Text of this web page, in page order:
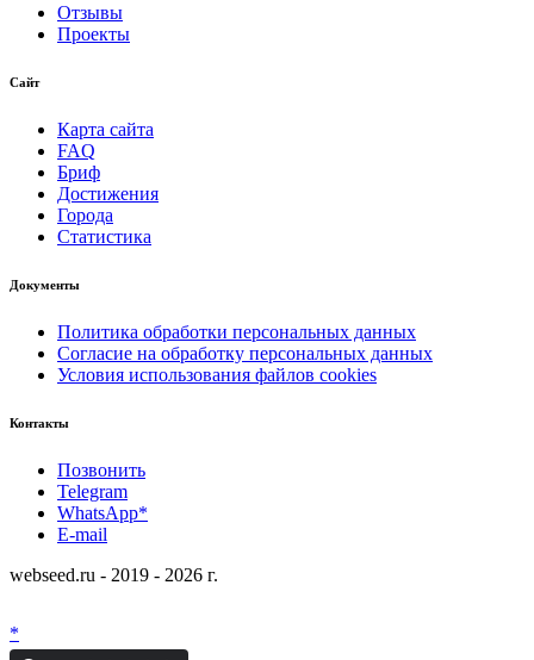
Отзывы
Проекты
Сайт
Карта сайта
FAQ
Бриф
Достижения
Города
Статистика
Документы
Политика обработки персональных данных
Согласие на обработку персональных данных
Условия использования файлов cookies
Контакты
Позвонить
Telegram
WhatsApp*
E-mail
webseed.ru - 2019 - 2026 г.
*